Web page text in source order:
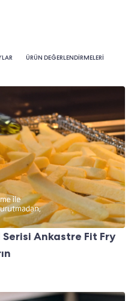
ÜRÜN DEĞERLENDİRMELERİ
Serisi Ankastre Fit Fry